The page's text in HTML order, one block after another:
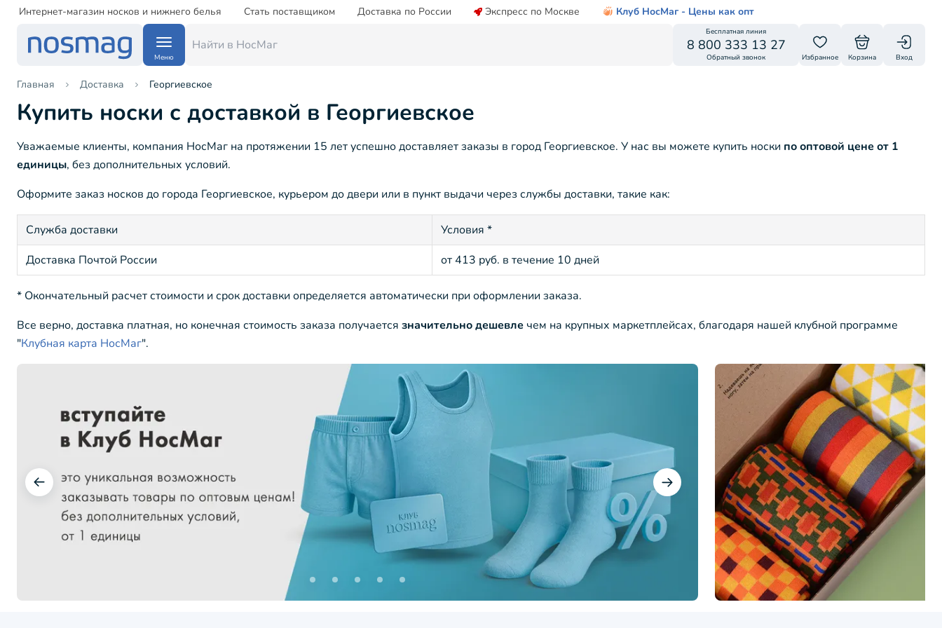
Интернет-магазин носков и нижнего белья Стать поставщиком Доставка по России Экспресс по Москве Клуб НосМаг - Цены как опт
Меню
Бесплатная линия
8 800 333 13 27
Обратный звонок Избранное Корзина Вход
Главная Доставка Георгиевское
Купить носки с доставкой в Георгиевское
Уважаемые клиенты, компания НосМаг на протяжении 15 лет успешно доставляет заказы в город Георгиевское. У нас вы можете купить носки по оптовой цене от 1
единицы, без дополнительных условий.
Оформите заказ носков до города Георгиевское, курьером до двери или в пункт выдачи через службы доставки, такие как:
Служба доставки
Условия *
Доставка Почтой России
от 413 руб. в течение 10 дней
* Окончательный расчет стоимости и срок доставки определяется автоматически при оформлении заказа.
Все верно, доставка платная, но конечная стоимость заказа получается значительно дешевле чем на крупных маркетплейсах, благодаря нашей клубной программе
"Клубная карта НосМаг".